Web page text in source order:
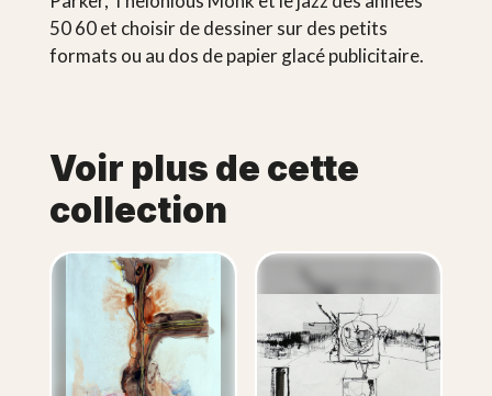
50 60 et choisir de dessiner sur des petits
formats ou au dos de papier glacé publicitaire.
Voir plus de cette
collection